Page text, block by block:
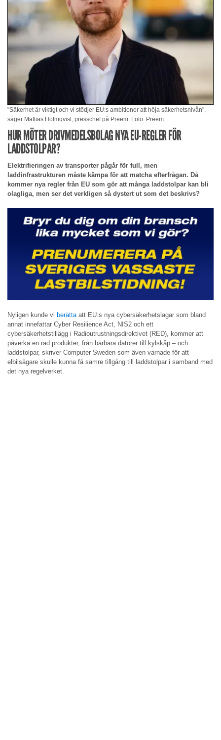
"Säkerhet är viktigt och vi stödjer EU:s ambitioner att höja säkerhetsnivån",
säger Mattias Holmqvist, presschef på Preem. Foto: Preem.
HUR MÖTER DRIVMEDELSBOLAG NYA EU-REGLER FÖR
LADDSTOLPAR?
Elektrifieringen av transporter pågår för full, men
laddinfrastrukturen måste kämpa för att matcha efterfrågan. Då
kommer nya regler från EU som gör att många laddstolpar kan bli
olagliga, men ser det verkligen så dystert ut som det beskrivs?
Nyligen kunde vi berätta att EU:s nya cybersäkerhetslagar som bland
annat innefattar Cyber Resilience Act, NIS2 och ett
cybersäkerhetstillägg i Radioutrustningsdirektivet (RED), kommer att
påverka en rad produkter, från bärbara datorer till kylskåp – och
laddstolpar, skriver Computer Sweden som även varnade för att
elbilsägare skulle kunna få sämre tillgång till laddstolpar i samband med
det nya regelverket.